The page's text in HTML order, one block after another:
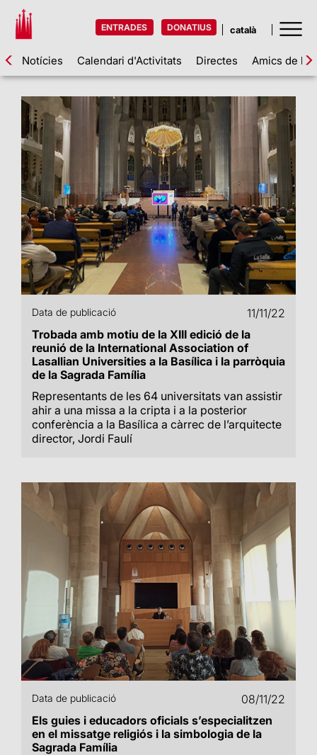
ENTRADES DONATIUS
Notícies Calendari d'Activitats Directes Amics de la
Data de publicació
11/11/22
Trobada amb motiu de la XIII edició de la
reunió de la International Association of
Lasallian Universities a la Basílica i la parròquia
de la Sagrada Família
Representants de les 64 universitats van assistir
ahir a una missa a la cripta i a la posterior
conferència a la Basílica a càrrec de l’arquitecte
director, Jordi Faulí
Data de publicació
08/11/22
Els guies i educadors oficials s’especialitzen
en el missatge religiós i la simbologia de la
Sagrada Família